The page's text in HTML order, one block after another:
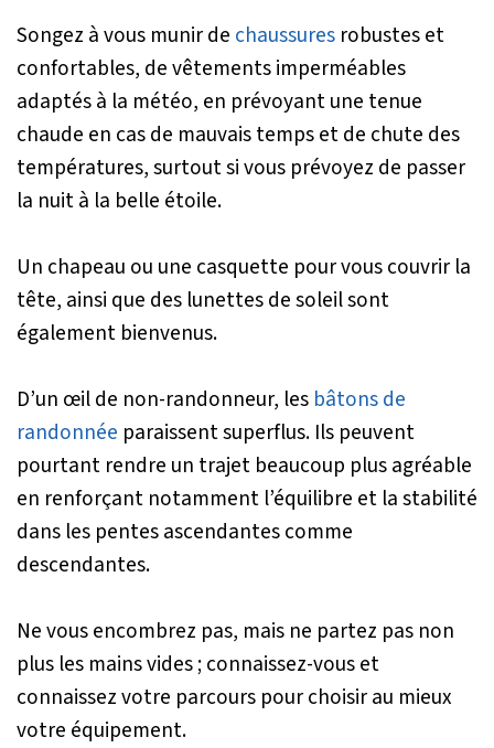
Songez à vous munir de chaussures robustes et
confortables, de vêtements imperméables
adaptés à la météo, en prévoyant une tenue
chaude en cas de mauvais temps et de chute des
températures, surtout si vous prévoyez de passer
la nuit à la belle étoile.
Un chapeau ou une casquette pour vous couvrir la
tête, ainsi que des lunettes de soleil sont
également bienvenus.
D’un œil de non-randonneur, les bâtons de
randonnée paraissent superflus. Ils peuvent
pourtant rendre un trajet beaucoup plus agréable
en renforçant notamment l’équilibre et la stabilité
dans les pentes ascendantes comme
descendantes.
Ne vous encombrez pas, mais ne partez pas non
plus les mains vides ; connaissez-vous et
connaissez votre parcours pour choisir au mieux
votre équipement.